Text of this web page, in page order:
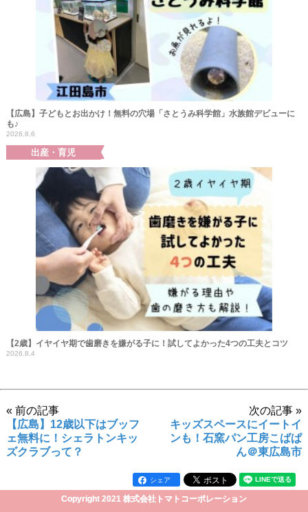
【広島】子どもとお出かけ！無料の穴場「さとうみ科学館」水族館デビューに
も♪
2026.8.6
出産・育児
【2歳】イヤイヤ期で歯磨きを嫌がる子に！試してよかった4つの工夫とコツ
2026.8.4
« 前の記事
【広島】12歳以下はブッフ
ェ無料に！シェラトンキッ
ズクラブって？
次の記事 »
キッズスペースにイートイ
ンも！石窯パン工房こばぱ
ん＠東広島市
シェア
Copyright 2021 株式会社トマトコーポレーション